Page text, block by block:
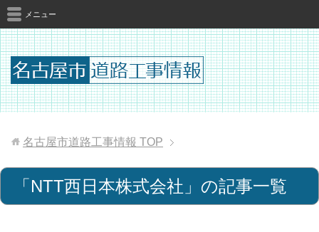
メニュー
名古屋市道路工事情報 TOP
「NTT西日本株式会社」の記事一覧